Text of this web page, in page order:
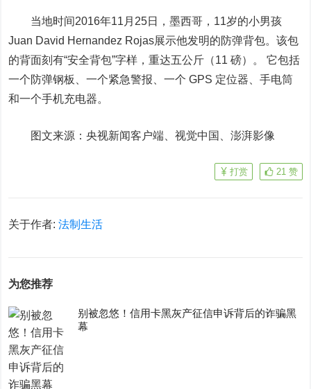
当地时间2016年11月25日，墨西哥，11岁的小男孩
Juan David Hernandez Rojas展示他发明的防弹背包。该包
的背面刻有“安全背包”字样，重达五公斤（11 磅）。 它包括
一个防弹钢板、一个紧急警报、一个 GPS 定位器、手电筒
和一个手机充电器。
图文来源：央视新闻客户端、视觉中国 、澎湃影像
21 赞
打赏
关于作者:法制生活
为您推荐
别被忽悠！信用卡黑灰产征信申诉背后的诈骗黑
幕